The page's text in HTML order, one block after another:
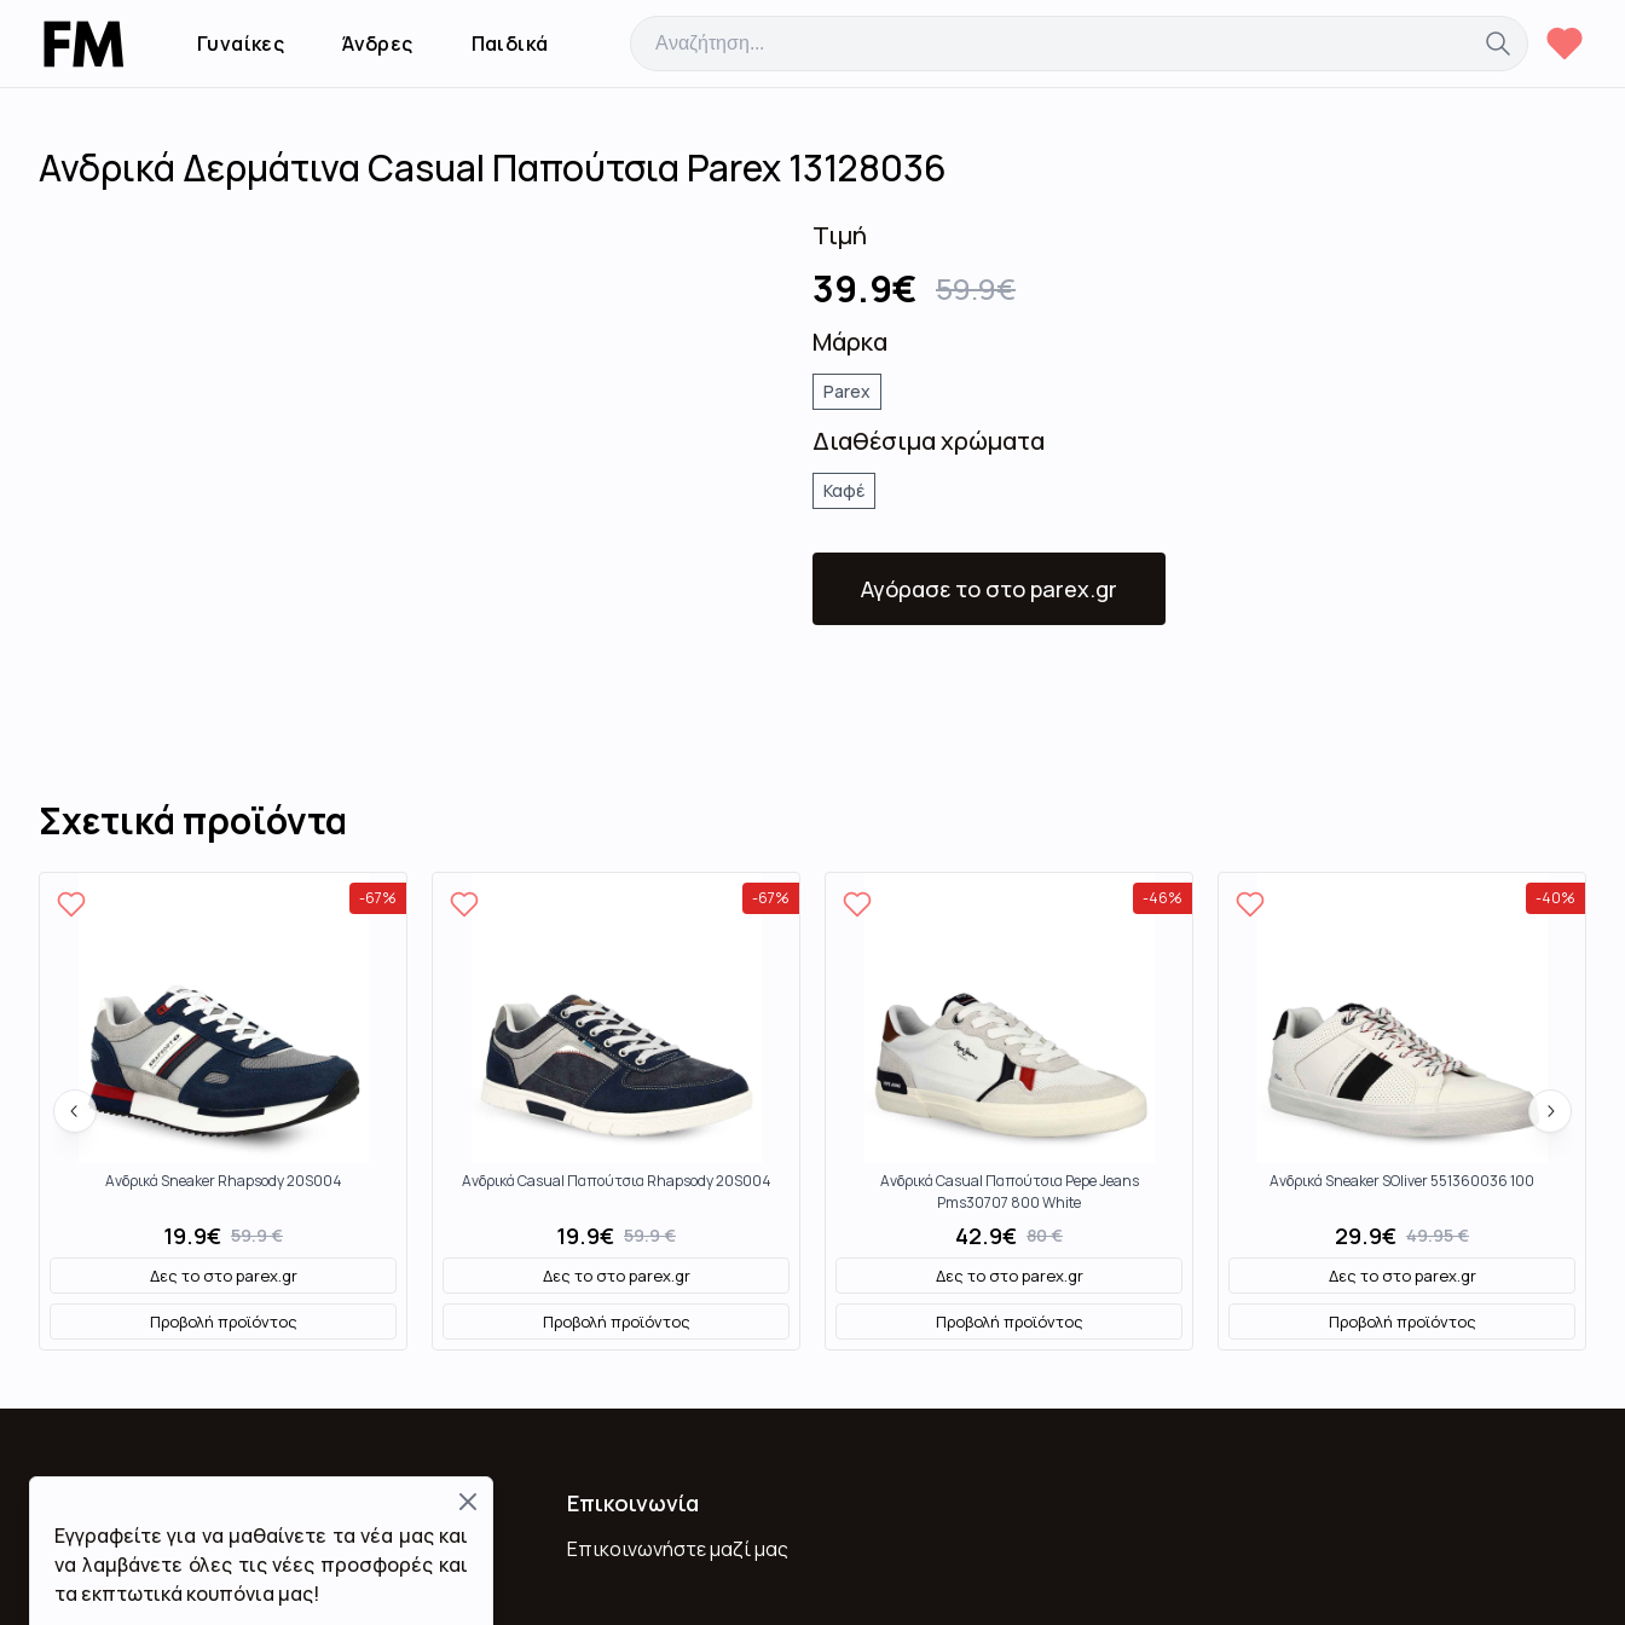
Close
Εγγραφείτε για να μαθαίνετε τα νέα μας και
να λαμβάνετε όλες τις νέες προσφορές και
τα εκπτωτικά κουπόνια μας!
Γυναίκες Άνδρες Παιδικά
Ανδρικά Δερμάτινα Casual Παπούτσια Parex 13128036
Τιμή
39.9€ 59.9€
Μάρκα
Parex
Διαθέσιμα χρώματα
Καφέ
Αγόρασε το στο parex.gr
Σχετικά προϊόντα
-67%
Ανδρικά Sneaker Rhapsody 20S004
19.9€ 59.9€
Δες το στοparex.gr
Προβολή προϊόντος
-67%
Ανδρικά Casual Παπούτσια Rhapsody 20S004
19.9€ 59.9€
Δες το στοparex.gr
Προβολή προϊόντος
-46%
Ανδρικά Casual Παπούτσια Pepe Jeans
Pms30707 800 White
42.9€ 80€
Δες το στοparex.gr
Προβολή προϊόντος
-40%
Ανδρικά Sneaker SOliver 551360036 100
29.9€ 49.95€
Δες το στοparex.gr
Προβολή προϊόντος
Ποιοι Είμαστε
Όροι Χρήσης & Προϋποθέσεις
Επικοινωνία
Επικοινωνήστε μαζί μας